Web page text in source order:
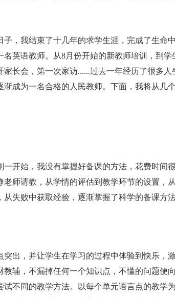
，我结束了十几年的求学生涯，完成了生命
英语教师。从8月份开始的新教师培训，到学
家长会，第一次家访......过去一年经历了很多
成为一名合格的人民教师。下面，我将从几
始，我没有掌握好备课的方法，花费时间
师请教，从学情的评估到教学环节的设置，
失败中获取经验，逐渐掌握了科学的备课方
，并让学生在学习的过程中体验到快乐，激
辅，不漏掉任何一个知识点，不懂的问题便
不同的教学方法。以每个单元语言点的教学